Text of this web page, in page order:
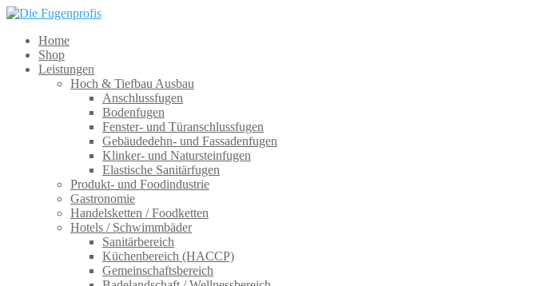
Home
Shop
Leistungen
Hoch & Tiefbau Ausbau
Anschlussfugen
Bodenfugen
Fenster- und Türanschlussfugen
Gebäudedehn- und Fassadenfugen
Klinker- und Natursteinfugen
Elastische Sanitärfugen
Produkt- und Foodindustrie
Gastronomie
Handelsketten / Foodketten
Hotels / Schwimmbäder
Sanitärbereich
Küchenbereich (HACCP)
Gemeinschaftsbereich